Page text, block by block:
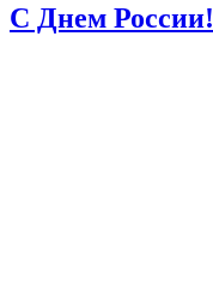
С Днем России!